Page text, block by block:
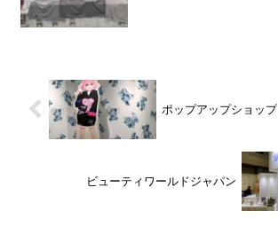
ポップアップショップ
ビューティワールドジャパン